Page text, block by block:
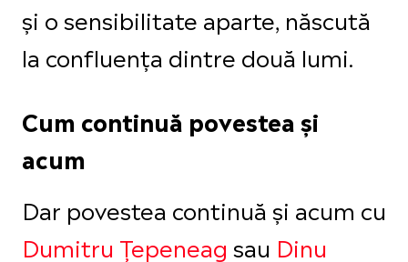
și o sensibilitate aparte, născută
la confluența dintre două lumi.
Cum continuă povestea și
acum
Dar povestea continuă și acum cu
Dumitru Țepeneag sau Dinu